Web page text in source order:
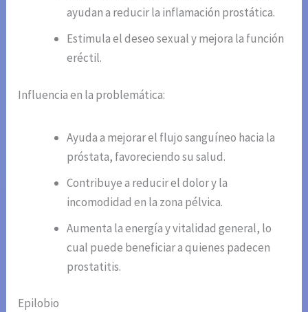
ayudan a reducir la inflamación prostática.
Estimula el deseo sexual y mejora la función
eréctil.
Influencia en la problemática:
Ayuda a mejorar el flujo sanguíneo hacia la
próstata, favoreciendo su salud.
Contribuye a reducir el dolor y la
incomodidad en la zona pélvica.
Aumenta la energía y vitalidad general, lo
cual puede beneficiar a quienes padecen
prostatitis.
Epilobio